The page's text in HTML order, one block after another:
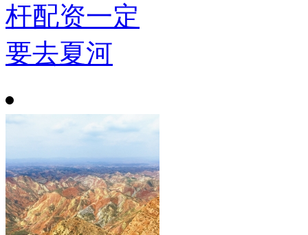
杆配资一定
要去夏河